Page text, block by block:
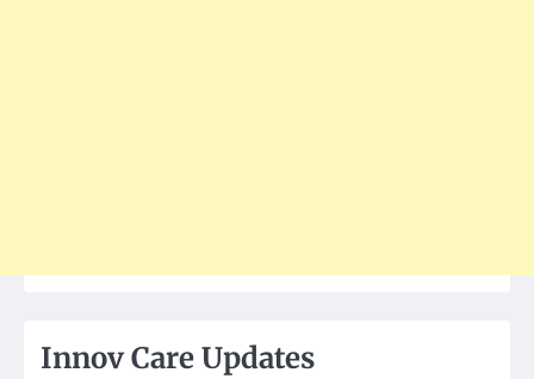
Innov Care Updates